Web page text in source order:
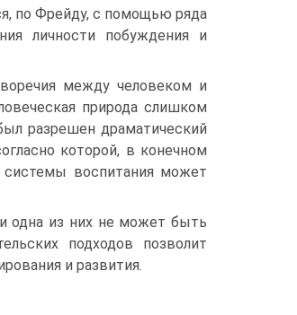
по Фрейду, с помощью ряда
личности побуждения и
между человеком и
природа слишком
разрешен драматический
которой, в конечном
системы воспитания может
одна из них не может быть
подходов позволит
и развития.